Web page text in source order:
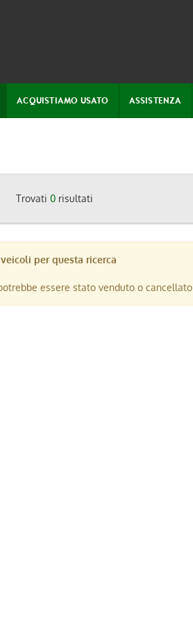
ACQUISTIAMO USATO ASSISTENZA
Trovati 0risultati
per questa ricerca
essere stato venduto o cancellato